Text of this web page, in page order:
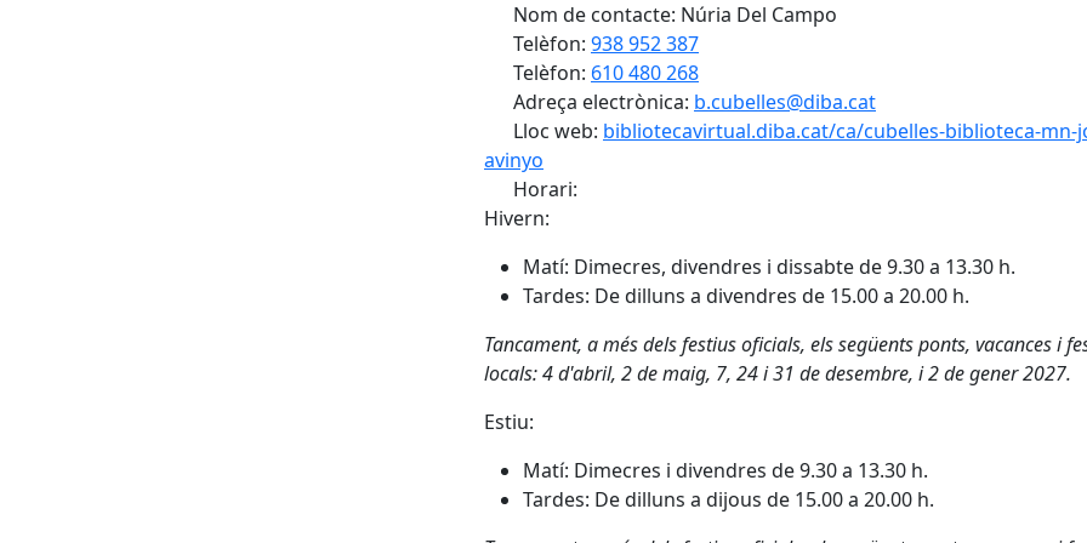
Nom de contacte: Núria Del Campo
Telèfon: 938 952 387
Telèfon: 610 480 268
Adreça electrònica: b.cubelles@diba.cat
Lloc web: bibliotecavirtual.diba.cat/ca/cubelles-biblioteca-mn-
avinyo
Horari:
Hivern:
Matí: Dimecres, divendres i dissabte de 9.30 a 13.30 h.
Tardes: De dilluns a divendres de 15.00 a 20.00 h.
Tancament, a més dels festius oficials, els següents ponts, vacances i
locals: 4 d'abril, 2 de maig, 7, 24 i 31 de desembre, i 2 de gener 2027.
Estiu:
Matí: Dimecres i divendres de 9.30 a 13.30 h.
Tardes: De dilluns a dijous de 15.00 a 20.00 h.